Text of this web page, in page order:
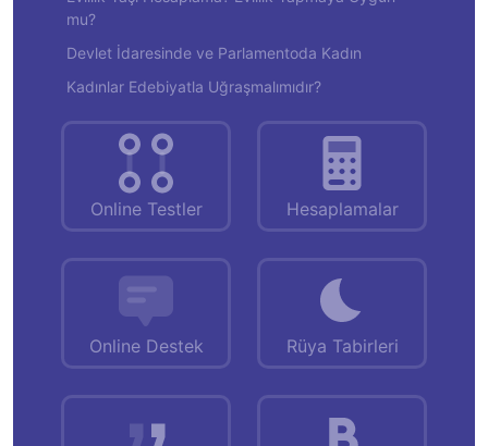
mu?
Devlet İdaresinde ve Parlamentoda Kadın
Kadınlar Edebiyatla Uğraşmalımıdır?
Online Testler Hesaplamalar
Online Destek Rüya Tabirleri